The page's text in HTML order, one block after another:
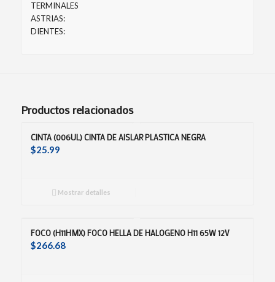
TERMINALES
ASTRIAS:
DIENTES:
Productos relacionados
CINTA (006UL) CINTA DE AISLAR PLASTICA NEGRA
$25.99
Mostrar detalles
FOCO (H11HMX) FOCO HELLA DE HALOGENO H11 65W 12V
$266.68